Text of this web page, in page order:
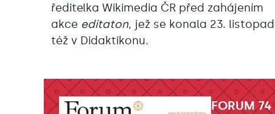
ředitelka Wikimedia ČR před zahájením
akce editaton, jež se konala 23.
též v Didaktikonu.
FORUM